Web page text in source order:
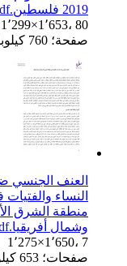
2019 فلسطين.pdf
1٬299×1٬653، 80
صفحة؛ 760 كيلوبايت
العنف الجنسي
النساء
منطقة الشرق
وشمال أفريقيا.pdf
1٬275×1٬650، 7
صفحات؛ 653 كيلوبايت